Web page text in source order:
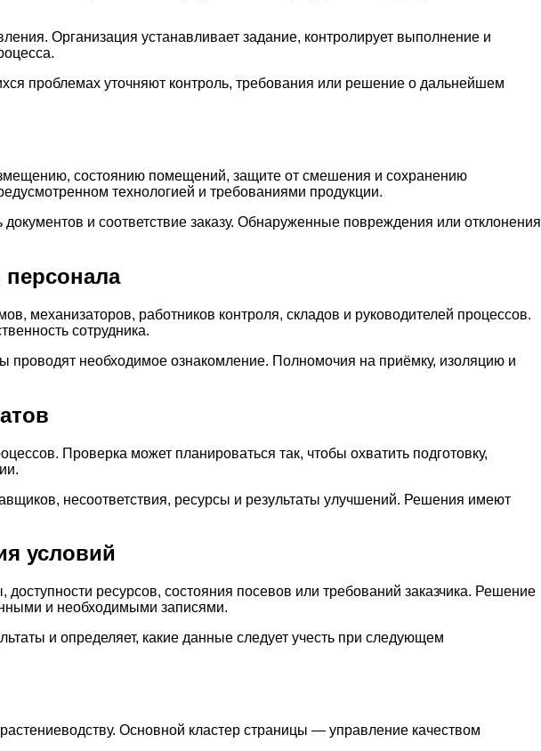
Организация устанавливает задание, контролирует выполнение и
проблемах уточняют контроль, требования или решение о дальнейшем
состоянию помещений, защите от смешения и сохранению
технологией и требованиями продукции.
документов и соответствие заказу. Обнаруженные повреждения или отклонения
персонала
механизаторов, работников контроля, складов и руководителей процессов.
сотрудника.
необходимое ознакомление. Полномочия на приёмку, изоляцию и
Проверка может планироваться так, чтобы охватить подготовку,
несоответствия, ресурсы и результаты улучшений. Решения имеют
условий
ресурсов, состояния посевов или требований заказчика. Решение
и необходимыми записями.
и определяет, какие данные следует учесть при следующем
растениеводству. Основной кластер страницы — управление качеством